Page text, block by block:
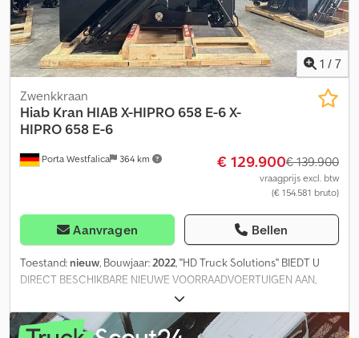
Mówimy po polsku Мы говорим по русски Govorimo
Srpskohrvatski = Verdere informatie = Bouwjaar: 2025 Algemene
staat: zeer goed Technische staat: zeer goed Optische staat: zeer
goed Chjdpfsyntc Tex Aa Tsa
1 / 7
Porta Westfalica 364 km
Zwenkkraan
Hiab Kran HIAB X-HIPRO 658 E-6 X-
HIPRO 658 E-6
€ 129.900€ 139.900
vraagprijs excl. btw
(€ 154.581 bruto)
Aanvragen Bellen
Toestand: nieuw, Bouwjaar:2022, "HD Truck Solutions" BIEDT U
DIRECT BESCHIKBARE NIEUWE VOORRAADVOERTUIGEN AAN,
VANAF ONZE LOCATIE IN PORTA WESTFALICA/DUITSLAND. VOOR
ALLE KLANTEN DIE ZICH IN EEN ACUTE BEHOEFTESITUATIE
BEVINDEN (KORTSTONDIGE CAPACITEITSUITBREIDING OF